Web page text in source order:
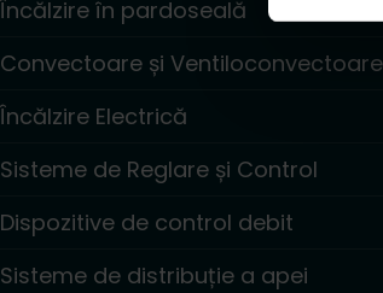
Încălzire în pardoseală
Convectoare și Ventiloconvectoare
Încălzire Electrică
Sisteme de Reglare și Control
Dispozitive de control debit
Sisteme de distribuție a apei